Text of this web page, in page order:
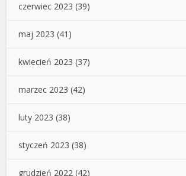
czerwiec 2023 (39)
maj 2023 (41)
kwiecień 2023 (37)
marzec 2023 (42)
luty 2023 (38)
styczeń 2023 (38)
grudzień 2022 (42)